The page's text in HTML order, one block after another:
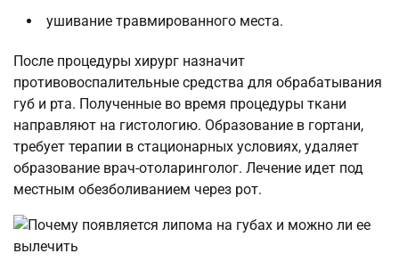
ушивание травмированного места.
После процедуры хирург назначит
противовоспалительные средства для обрабатывания
губ и рта. Полученные во время процедуры ткани
направляют на гистологию. Образование в гортани,
требует терапии в стационарных условиях, удаляет
образование врач-отоларинголог. Лечение идет под
местным обезболиванием через рот.